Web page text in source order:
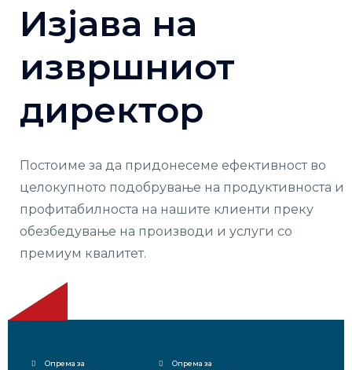
Изјава на
извршниот
директор
Постоиме за да придонесеме ефективност во
целокупното подобрување на продуктивноста и
профитабилноста на нашите клиенти преку
обезбедување на производи и услуги со
премиум квалитет.
Опрема за
Опрема за